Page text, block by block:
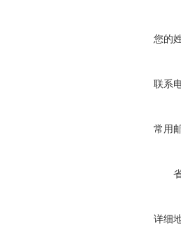
您的
联系
常用
详细